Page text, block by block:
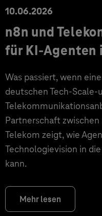
10.06.2026
n8n und
für KI-
Was passiert, wenn
deutschen Tech-Scale-
Partnerschaft
Telekom zeigt, wie
Technologievision in
kann.
Mehr lesen